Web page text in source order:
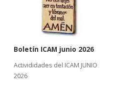
Boletín ICAM junio 2026
Activididades del ICAM JUNIO
2026